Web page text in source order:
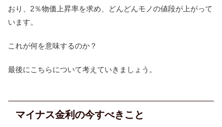
おり、2％物価上昇率を求め、どんどんモノの値段が上がって
います。
これが何を意味するのか？
最後にこちらについて考えていきましょう。
マイナス金利の今すべきこと